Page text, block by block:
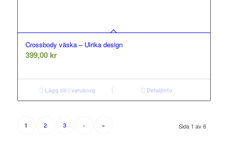
Crossbody väska – Ulrika design
399,00 kr
Lägg till i varukorg Detaljinfo
Sida 1 av 6
1 2 3 › »